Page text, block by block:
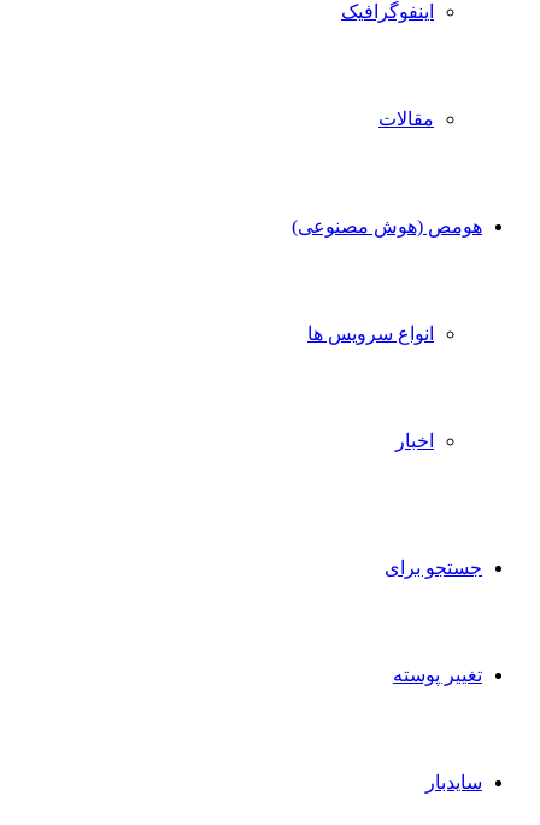
اینفوگرافیک
مقالات
هومص (هوش مصنوعی)
انواع سرویس ها
اخبار
جستجو برای
تغییر پوسته
سایدبار